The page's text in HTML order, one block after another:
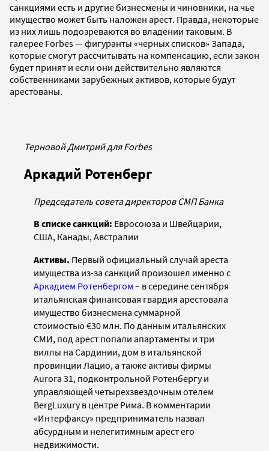
санкциями есть и другие бизнесмены и чиновники, на чье
имущество может быть наложен арест. Правда, некоторые
из них лишь подозреваются во владении таковым. В
галерее Forbes — фигуранты «черных списков» Запада,
которые смогут рассчитывать на компенсацию, если закон
будет принят и если они действительно являются
собственниками зарубежных активов, которые будут
арестованы.
Терновой Дмитрий для Forbes
Аркадий Ротенберг
Председатель совета директоров СМП Банка
В списке санкций: Евросоюза и Швейцарии,
США, Канады, Австралии
Активы. Первый официальный случай ареста
имущества из-за санкций произошел именно с
Аркадием Ротенбергом – в середине сентября
итальянская финансовая гвардия арестовала
имущество бизнесмена суммарной
стоимостью €30 млн. По данным итальянских
СМИ, под арест попали апартаменты и три
виллы на Сардинии, дом в итальянской
провинции Лацио, а также активы фирмы
Aurora 31, подконтрольной Ротенбергу и
управляющей четырехзвездочным отелем
BergLuxury в центре Рима. В комментарии
«Интерфаксу» предприниматель назвал
абсурдным и нелегитимным арест его
недвижимости.